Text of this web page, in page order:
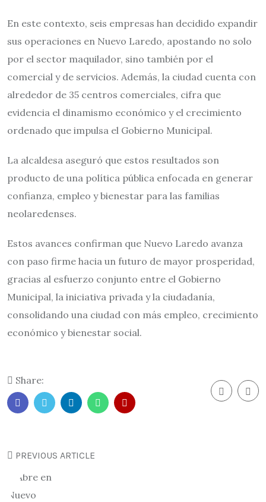
En este contexto, seis empresas han decidido expandir
sus operaciones en Nuevo Laredo, apostando no solo
por el sector maquilador, sino también por el
comercial y de servicios. Además, la ciudad cuenta con
alrededor de 35 centros comerciales, cifra que
evidencia el dinamismo económico y el crecimiento
ordenado que impulsa el Gobierno Municipal.
La alcaldesa aseguró que estos resultados son
producto de una política pública enfocada en generar
confianza, empleo y bienestar para las familias
neolaredenses.
Estos avances confirman que Nuevo Laredo avanza
con paso firme hacia un futuro de mayor prosperidad,
gracias al esfuerzo conjunto entre el Gobierno
Municipal, la iniciativa privada y la ciudadanía,
consolidando una ciudad con más empleo, crecimiento
económico y bienestar social.
Share:
PREVIOUS ARTICLE